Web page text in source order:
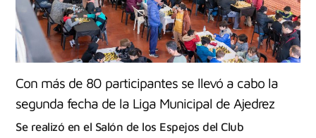
Con más de 80 participantes se llevó a cabo la
segunda fecha de la Liga Municipal de Ajedrez
Se realizó en el Salón de los Espejos del Club